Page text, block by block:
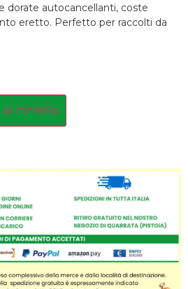
dorate autocancellanti, coste
eretto. Perfetto per raccolti da
carrello